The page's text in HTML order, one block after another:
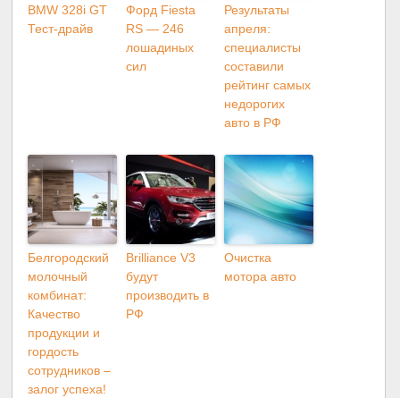
BMW 328i GT
Тест-драйв
Форд Fiesta
RS — 246
лошадиных
сил
Результаты
апреля:
специалисты
составили
рейтинг самых
недорогих
авто в РФ
Белгородский
молочный
комбинат:
Качество
продукции и
гордость
сотрудников –
залог успеха!
Brilliance V3
будут
производить в
РФ
Очистка
мотора авто